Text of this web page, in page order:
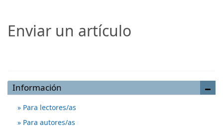
Enviar un artículo
Información
Para lectores/as
Para autores/as